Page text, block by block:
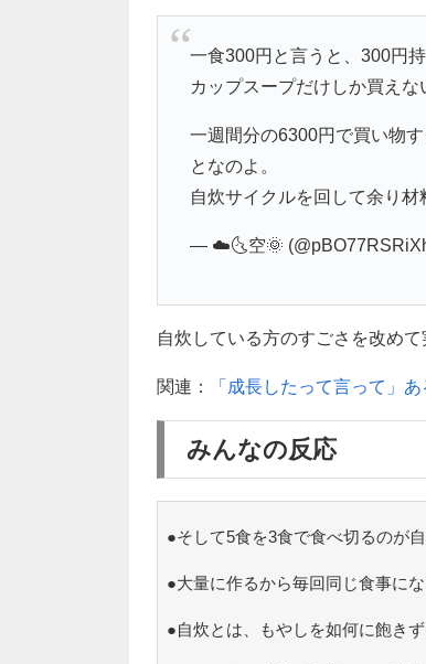
一食300円と言うと、300円
カップスープだけしか買えな
一週間分の6300円で買い物
となのよ。
自炊サイクルを回して余り材
— ☁️🌜️空🌞
自炊している方のすごさを改めて
関連： 「成長したって言って」
みんなの反応
●そして5食を3食で食べ切るのが
●大量に作るから毎回同じ食事に
●自炊とは、もやしを如何に飽き